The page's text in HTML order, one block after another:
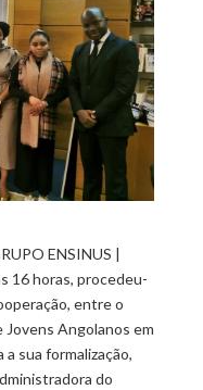
ENSINUS |
16 horas, procedeu-
entre o
Jovens Angolanos em
sua formalização,
do